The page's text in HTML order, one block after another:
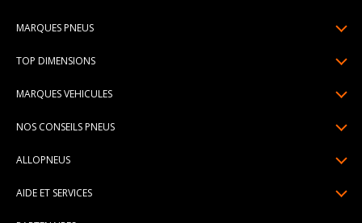
MARQUES PNEUS
Pneus Continental
Pneus Hankook
Pneus Dunlop
TOP DIMENSIONS
195/65R15
205/60R16
225/45R17
MARQUES VEHICULES
Peugeot
NOS CONSEILS PNEUS
Pression pneu
ALLOPNEUS
AIDE ET SERVICES